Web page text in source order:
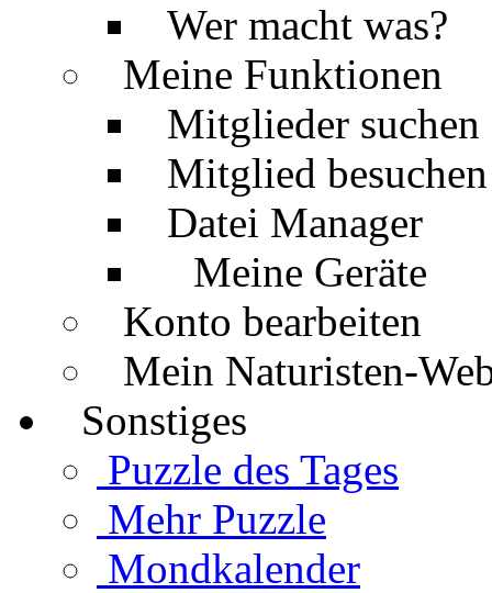
Wer macht was?
Meine Funktionen
Mitglieder suchen
Mitglied besuchen
Datei Manager
Meine Geräte
Konto bearbeiten
Mein Naturisten-
Sonstiges
Puzzle des Tages
Mehr Puzzle
Mondkalender